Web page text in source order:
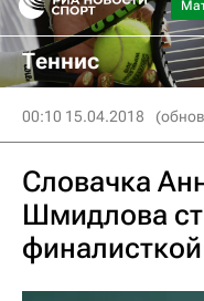
Теннис
00:10 15.04.2018
Словачка
Шмидлова